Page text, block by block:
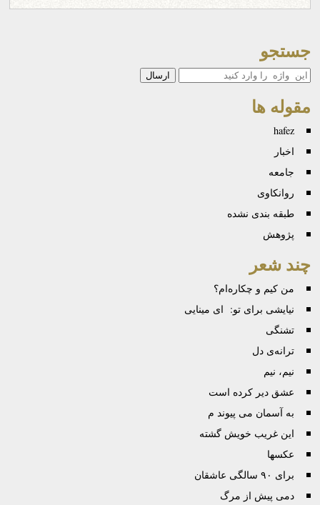
جستجو
جستجو
مقوله ها
hafez
اخبار
جامعه
روانكاوی
طبقه بندی نشده
پژوهش
چند شعر
من کیم و چکاره‌ام؟
نیایشی برای تو: ای مینایی
تشنگی
ترانه‌ی دل
نیم، نیم
عشق دیر کرده است
به آسمان می پیوند م
این غریب خویش گشته
عكسها
برای ٩٠ سالگی عاشقان
دمی پیش از مرگ